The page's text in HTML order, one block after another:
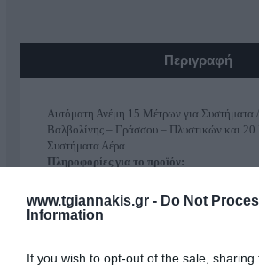
www.tgiannakis.gr - Do Not
Information
If you wish to opt-out of the sale,
Περιγραφή
Αυτόματη Ανέμη 15 Μέτρων για Συστήματα
Βαλβολίνης – Γράσσου – Πλυστικών και 20
Συστήματα Αέρα
Πληροφορίες για το προϊόν:
διανομή υγρών και αέρα σε διαφορετικές
θερμοκρασίας. Τα μέρη που έρχονται σε
ανάλογα με την εγκατάσταση του καρουλιού